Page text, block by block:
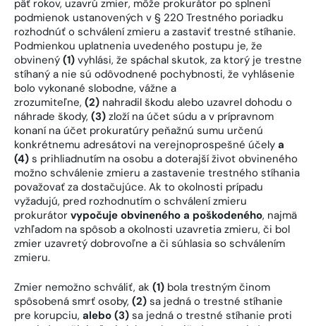
päť rokov, uzavrú zmier, môže prokurátor po splnení
podmienok ustanovených v § 220 Trestného poriadku
rozhodnúť o schválení zmieru a zastaviť trestné stíhanie.
Podmienkou uplatnenia uvedeného postupu je, že
obvinený (1) vyhlási, že spáchal skutok, za ktorý je trestne
stíhaný a nie sú odôvodnené pochybnosti, že vyhlásenie
bolo vykonané slobodne, vážne a
zrozumiteľne, (2) nahradil škodu alebo uzavrel dohodu o
náhrade škody, (3) zloží na účet súdu a v prípravnom
konaní na účet prokuratúry peňažnú sumu určenú
konkrétnemu adresátovi na verejnoprospešné účely a
(4) s prihliadnutím na osobu a doterajší život obvineného
možno schválenie zmieru a zastavenie trestného stíhania
považovať za dostačujúce. Ak to okolnosti prípadu
vyžadujú, pred rozhodnutím o schválení zmieru
prokurátor vypočuje obvineného a poškodeného, najmä
vzhľadom na spôsob a okolnosti uzavretia zmieru, či bol
zmier uzavretý dobrovoľne a či súhlasia so schválením
zmieru.
Zmier nemožno schváliť, ak (1) bola trestným činom
spôsobená smrť osoby, (2) sa jedná o trestné stíhanie
pre korupciu, alebo (3) sa jedná o trestné stíhanie proti